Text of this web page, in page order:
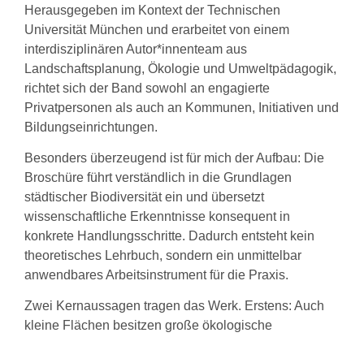
Herausgegeben im Kontext der Technischen
Universität München und erarbeitet von einem
interdisziplinären Autor*innenteam aus
Landschaftsplanung, Ökologie und Umweltpädagogik,
richtet sich der Band sowohl an engagierte
Privatpersonen als auch an Kommunen, Initiativen und
Bildungseinrichtungen.
Besonders überzeugend ist für mich der Aufbau: Die
Broschüre führt verständlich in die Grundlagen
städtischer Biodiversität ein und übersetzt
wissenschaftliche Erkenntnisse konsequent in
konkrete Handlungsschritte. Dadurch entsteht kein
theoretisches Lehrbuch, sondern ein unmittelbar
anwendbares Arbeitsinstrument für die Praxis.
Zwei Kernaussagen tragen das Werk. Erstens: Auch
kleine Flächen besitzen große ökologische